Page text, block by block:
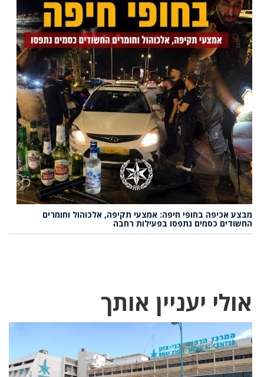
מבצע אכיפה בחופי חיפה: אמצעי תקיפה, אלכוהול וחומרים
החשודים כסמים נתפסו בפעילות רחבה
אולי יעניין אותך